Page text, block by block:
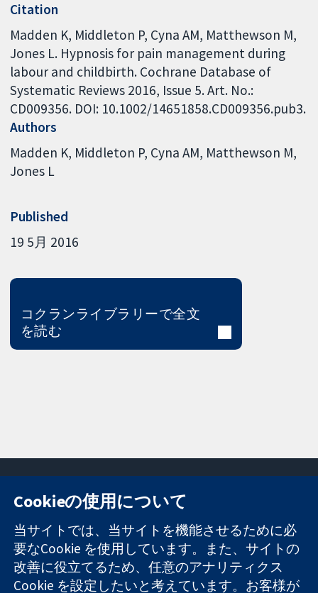
Citation
Madden K, Middleton P, Cyna AM, Matthewson M,
Jones L. Hypnosis for pain management during
labour and childbirth. Cochrane Database of
Systematic Reviews 2016, Issue 5. Art. No.:
CD009356. DOI: 10.1002/14651858.CD009356.pub3.
Authors
Madden K Middleton P Cyna AM Matthewson M
Jones L
Published
19 5月 2016
コクランライブラリーで全文
を読む
信頼できるエビ
デンスと
情報に基づく意
11-13 Cavendish
Square
London
W1G 0AN
United Kingdom
お問い合わせ
ニュース
広報
コクランにつ
いて
Cookieの使用について
当サイトでは、当サイトを機能させるために必
要なCookie を使用しています。また、サイトの
改善に役立てるため、任意のアナリティクス
Cookie を設定したいと考えています。お客様が